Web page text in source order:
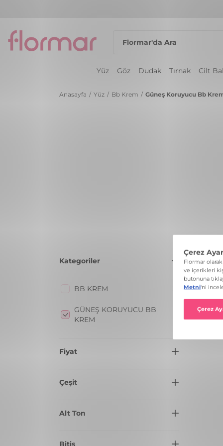
Yüz Göz Dudak Tırnak Cilt
Anasayfa / Yüz / Bb Krem / Güneş Koruyucu Bb
Kategoriler
BB KREM
GÜNEŞ KORUYUCU BB
KREM
Fiyat
400 TL VE ÜZERI 9
Çeşit
BB KREM 8
Alt Ton
NÖTR 4
Bitiş